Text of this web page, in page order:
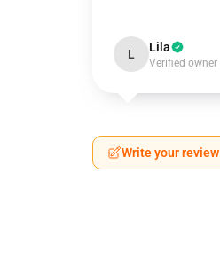
L Lila
Verified owner
Write your review